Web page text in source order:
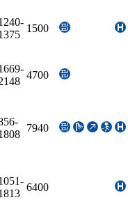
1500
4700
7940
6400